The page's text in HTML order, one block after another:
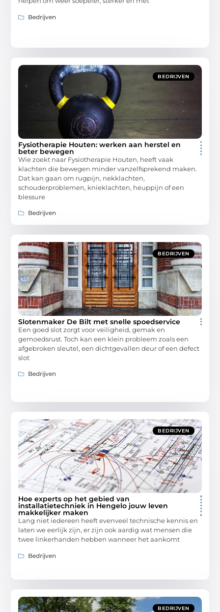
Bedrijven
BEDRIJVEN
Fysiotherapie Houten: werken aan herstel en
beter bewegen
Wie zoekt naar Fysiotherapie Houten, heeft vaak
klachten die bewegen minder vanzelfsprekend maken.
Dat kan gaan om rugpijn, nekklachten,
schouderproblemen, knieklachten, heuppijn of een
blessure
Bedrijven
BEDRIJVEN
Slotenmaker De Bilt met snelle spoedservice
Een goed slot zorgt voor veiligheid, gemak en
gemoedsrust. Toch kan een klein probleem zoals een
afgebroken sleutel, een dichtgevallen deur of een defect
slot
Bedrijven
BEDRIJVEN
Hoe experts op het gebied van
installatietechniek in Hengelo jouw leven
makkelijker maken
Lang niet iedereen heeft evenveel technische kennis en
laten we eerlijk zijn, er zijn ook aardig wat mensen die
twee linkerhanden hebben wanneer het aankomt
Bedrijven
BEDRIJVEN